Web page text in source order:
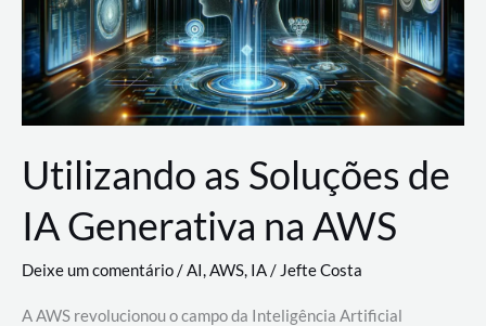
Utilizando as Soluções de
IA Generativa na AWS
Deixe um comentário/AI,AWS, IA/Jefte Costa
A AWS revolucionou o campo da Inteligência Artificial